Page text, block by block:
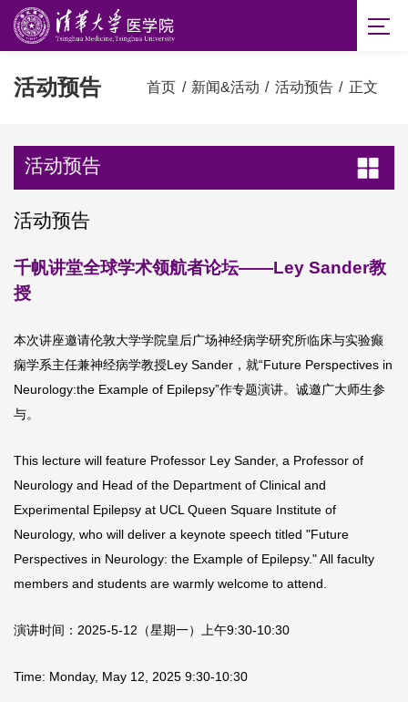
活动预告 首页 / 新闻&活动 / 活动预告 / 正文
活动预告
活动预告
千帆讲堂全球学术领航者论坛——Ley Sander教
授
本次讲座邀请伦敦大学学院皇后广场神经病学研究所临床与实验癫
痫学系主任兼神经病学教授Ley Sander，就“Future Perspectives in
Neurology:the Example of Epilepsy”作专题演讲。诚邀广大师生参
与。
This lecture will feature Professor Ley Sander, a Professor of
Neurology and Head of the Department of Clinical and
Experimental Epilepsy at UCL Queen Square Institute of
Neurology, who will deliver a keynote speech titled "Future
Perspectives in Neurology: the Example of Epilepsy." All faculty
members and students are warmly welcome to attend.
演讲时间：2025-5-12（星期一）上午9:30-10:30
Time: Monday, May 12, 2025 9:30-10:30